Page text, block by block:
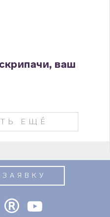
ваш
ЕЩЁ